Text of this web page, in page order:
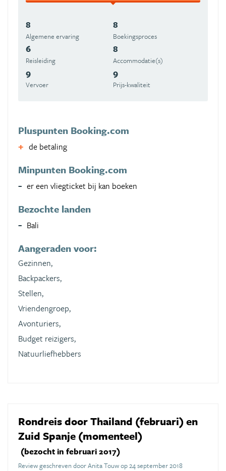
8
Algemene ervaring
8
Boekingsproces
6
Reisleiding
8
Accommodatie(s)
9
Vervoer
9
Prijs-kwaliteit
Pluspunten Booking.com
de betaling
Minpunten Booking.com
er een vliegticket bij kan boeken
Bezochte landen
Bali
Aangeraden voor:
Gezinnen,
Backpackers,
Stellen,
Vriendengroep,
Avonturiers,
Budget reizigers,
Natuurliefhebbers
Rondreis door Thailand (februari) en
Zuid Spanje (momenteel)
(bezocht in februari 2017)
Review geschreven door Anita Touw op 24 september 2018